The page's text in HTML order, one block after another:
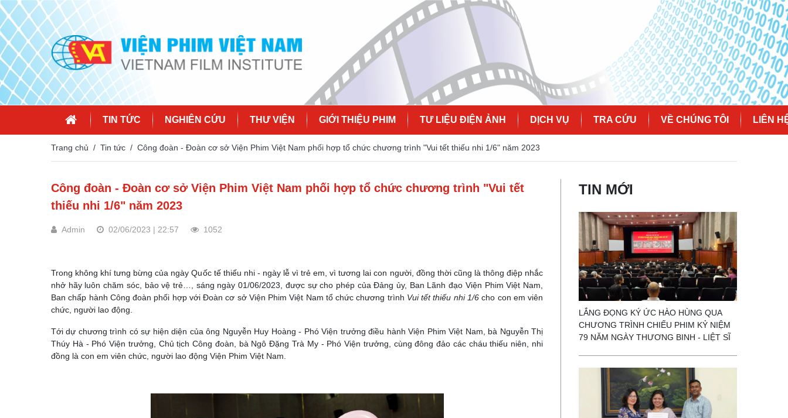
TIN TỨC NGHIÊN CỨU THƯ VIỆN GIỚI THIỆU PHIM TƯ LIỆU ĐIỆN ẢNH DỊCH VỤ TRA CỨU VỀ CHÚNG TÔI LIÊN
Trang chủ Tin tức Công đoàn - Đoàn cơ sở Viện Phim Việt Nam phối hợp tổ chức chương trình "Vui tết thiếu nhi 1/6" năm 2023
Công đoàn - Đoàn cơ sở Viện Phim Việt Nam phối hợp tổ chức chương trình "Vui tết
thiếu nhi 1/6" năm 2023
Admin 02/06/2023 | 22:57 1052
Trong không khí tưng bừng của ngày Quốc tế thiếu nhi - ngày lễ vì trẻ em, vì tương lai con người, đồng thời cũng là thông điệp nhắc
nhở hãy luôn chăm sóc, bảo vệ trẻ…, sáng ngày 01/06/2023, được sự cho phép của Đảng ủy, Ban Lãnh đạo Viện Phim Việt Nam,
Ban chấp hành Công đoàn phối hợp với Đoàn cơ sở Viện Phim Việt Nam tổ chức chương trình Vui tết thiếu nhi 1/6cho con em viên
chức, người lao động.
Tới dự chương trình có sự hiện diện của ông Nguyễn Huy Hoàng - Phó Viện trưởng điều hành Viện Phim Việt Nam, bà Nguyễn Thị
Thúy Hà - Phó Viện trưởng, Chủ tịch Công đoàn, bà Ngô Đặng Trà My - Phó Viện trưởng, cùng đông đảo các cháu thiếu niên, nhi
đồng là con em viên chức, người lao động Viện Phim Việt Nam.
TIN MỚI
LẮNG ĐỌNG KÝ ỨC HÀO HÙNG QUA
CHƯƠNG TRÌNH CHIẾU PHIM KỶ NIỆM
79 NĂM NGÀY THƯƠNG BINH - LIỆT SĨ